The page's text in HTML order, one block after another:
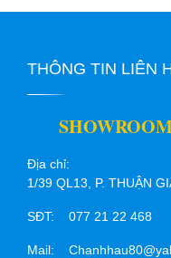
THÔNG TIN LIÊN
Địa chỉ:
1/39 QL13, P. THUẬN
SĐT: 077 21 22 468
Mail: